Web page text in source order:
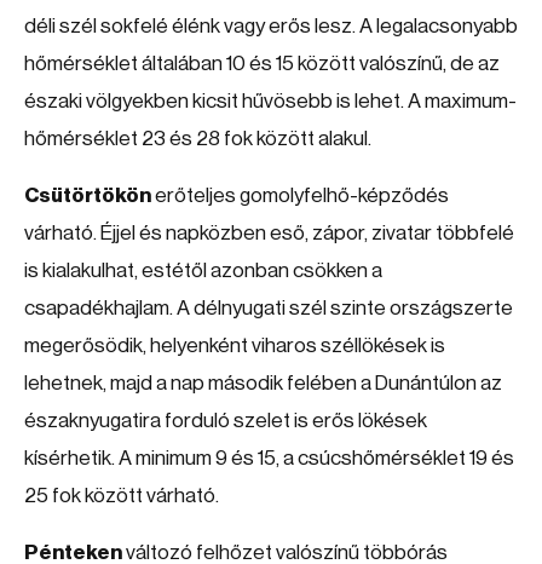
déli szél sokfelé élénk vagy erős lesz. A legalacsonyabb
hőmérséklet általában 10 és 15 között valószínű, de az
északi völgyekben kicsit hűvösebb is lehet. A maximum-
hőmérséklet 23 és 28 fok között alakul.
Csütörtökönerőteljes gomolyfelhő-képződés
várható. Éjjel és napközben eső, zápor, zivatar többfelé
is kialakulhat, estétől azonban csökken a
csapadékhajlam. A délnyugati szél szinte országszerte
megerősödik, helyenként viharos széllökések is
lehetnek, majd a nap második felében a Dunántúlon az
északnyugatira forduló szelet is erős lökések
kísérhetik. A minimum 9 és 15, a csúcshőmérséklet 19 és
25 fok között várható.
Péntekenváltozó felhőzet valószínű többórás